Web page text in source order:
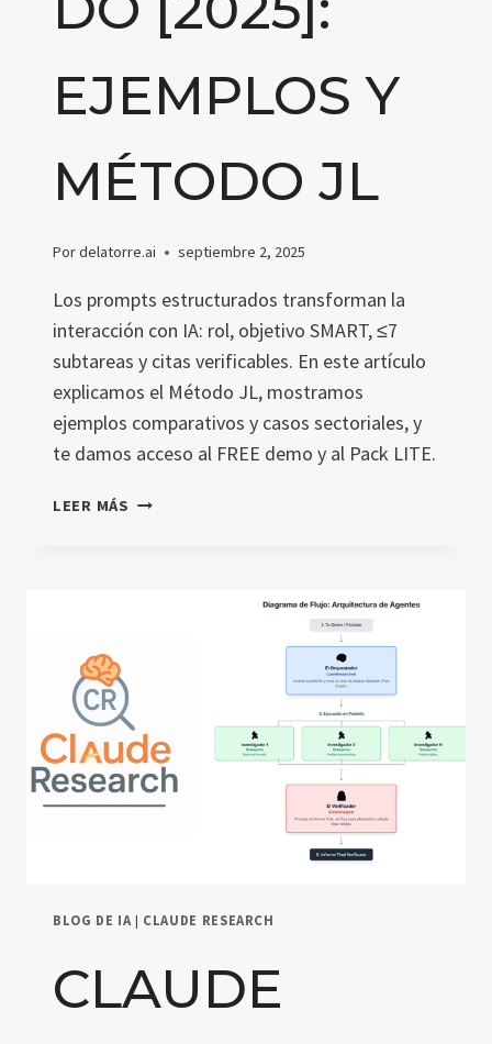
EJEMPLOS Y
MÉTODO JL
Pordelatorre.ai septiembre 2, 2025
Los prompts estructurados transforman la
interacción con IA: rol, objetivo SMART, ≤7
subtareas y citas verificables. En este artículo
explicamos el Método JL, mostramos
ejemplos comparativos y casos sectoriales, y
te damos acceso al FREE demo y al Pack LITE.
LEER MÁS QUÉ
MÉTODO
JL
BLOG DE IA | CLAUDE RESEARCH
CLAUDE